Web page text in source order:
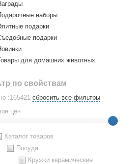
наборы
подарки
подарки
для домашних животных
по свойствам
:165421 сбросить все фильтры
цен
Каталог товаров
Посуда
Кружки керамические